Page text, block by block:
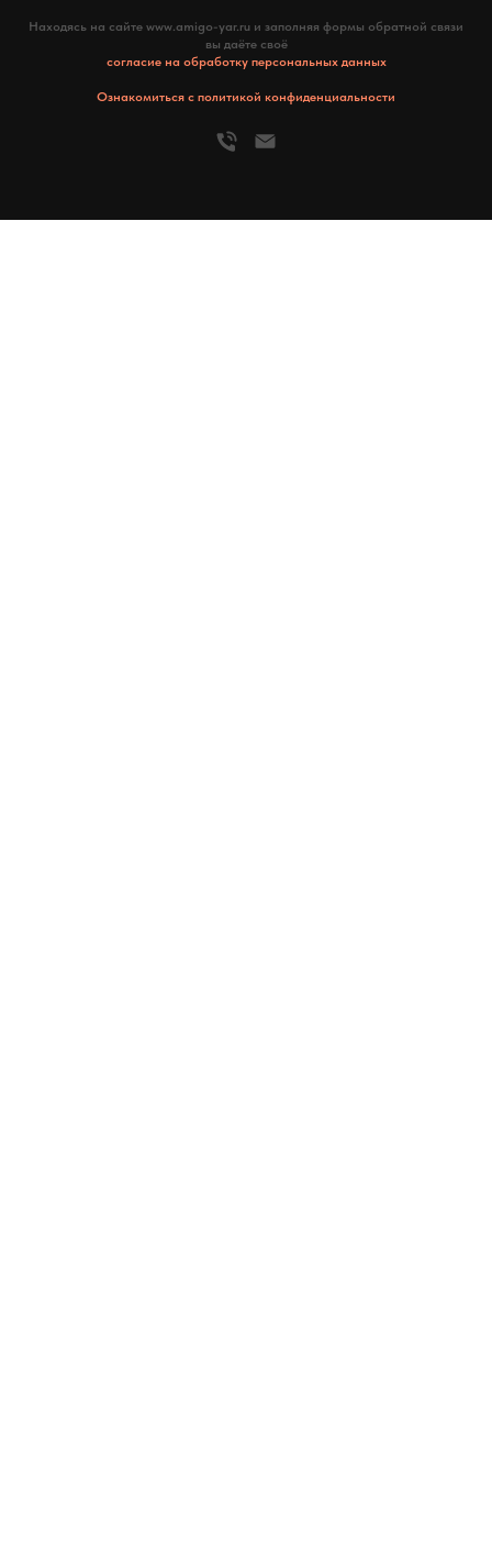
Находясь на сайте www.amigo-yar.ru и заполняя формы обратной связи
вы даёте своё
согласие на обработку персональных данных
Ознакомиться с политикой конфиденциальности